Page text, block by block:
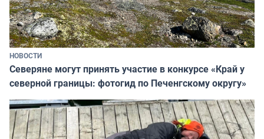
НОВОСТИ
Северяне могут принять участие в конкурсе «Край у
северной границы: фотогид по Печенгскому округу»